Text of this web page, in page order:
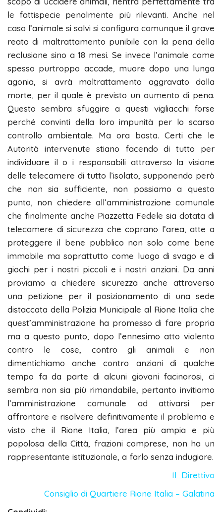
le fattispecie penalmente più rilevanti. Anche nel
caso l’animale si salvi si configura comunque il grave
reato di maltrattamento punibile con la pena della
reclusione sino a 18 mesi. Se invece l’animale come
spesso purtroppo accade, muore dopo una lunga
agonia, si avrà maltrattamento aggravato dalla
morte, per il quale è previsto un aumento di pena.
Questo sembra sfuggire a questi vigliacchi forse
perché convinti della loro impunità per lo scarso
controllo ambientale. Ma ora basta. Certi che le
Autorità intervenute stiano facendo di tutto per
individuare il o i responsabili attraverso la visione
delle telecamere di tutto l’isolato, supponendo però
che non sia sufficiente, non possiamo a questo
punto, non chiedere all’amministrazione comunale
che finalmente anche Piazzetta Fedele sia dotata di
telecamere di sicurezza che coprano l’area, atte a
proteggere il bene pubblico non solo come bene
immobile ma soprattutto come luogo di svago e di
giochi per i nostri piccoli e i nostri anziani. Da anni
proviamo a chiedere sicurezza anche attraverso
una petizione per il posizionamento di una sede
distaccata della Polizia Municipale al Rione Italia che
quest’amministrazione ha promesso di fare propria
ma a questo punto, dopo l’ennesimo atto violento
contro le cose, contro gli animali e non
dimentichiamo anche contro anziani di qualche
tempo fa da parte di alcuni giovani facinorosi, ci
sembra non sia più rimandabile, pertanto invitiamo
l’amministrazione comunale ad attivarsi per
affrontare e risolvere definitivamente il problema e
visto che il Rione Italia, l’area più ampia e più
popolosa della Città, frazioni comprese, non ha un
rappresentante istituzionale, a farlo senza indugiare.
Il Direttivo
Consiglio di Quartiere Rione Italia – Galatina